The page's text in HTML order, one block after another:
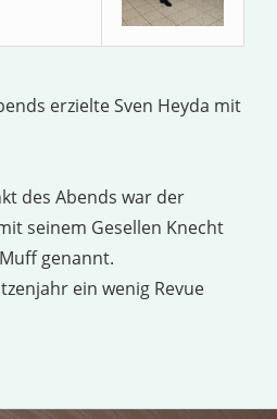
erzielte Sven Heyda mit
des Abends war der
seinem Gesellen Knecht
genannt.
ein wenig Revue